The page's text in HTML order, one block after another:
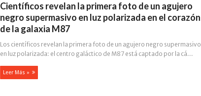
Científicos revelan la primera foto de un agujero
negro supermasivo en luz polarizada en el corazón
de la galaxia M87
Los científicos revelan la primera foto de un agujero negro supermasivo
en luz polarizada: el centro galáctico de M87 está captado por la cá...
Leer Más »